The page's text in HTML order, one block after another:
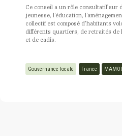
Ce conseil a un rôle consultatif sur
jeunesse, l’éducation,
collectif est composé d'habitants
différents quartiers, de retraités de
et de cadis.
Gouvernance locale France